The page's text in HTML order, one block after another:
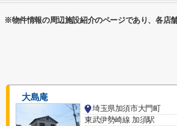
※物件情報の周辺施設紹介のページであり、各店
大島庵
埼玉県加須市大門町
東武伊勢崎線 加須駅